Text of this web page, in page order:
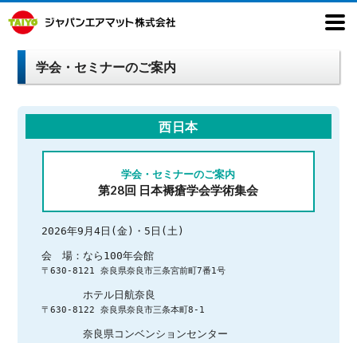
学会・セミナーのご案内
西日本
学会・セミナーのご案内
第28回 日本褥瘡学会学術集会
2026年9月4日(金)・5日(土)
会　場：なら100年会館
〒630-8121 奈良県奈良市三条宮前町7番1号